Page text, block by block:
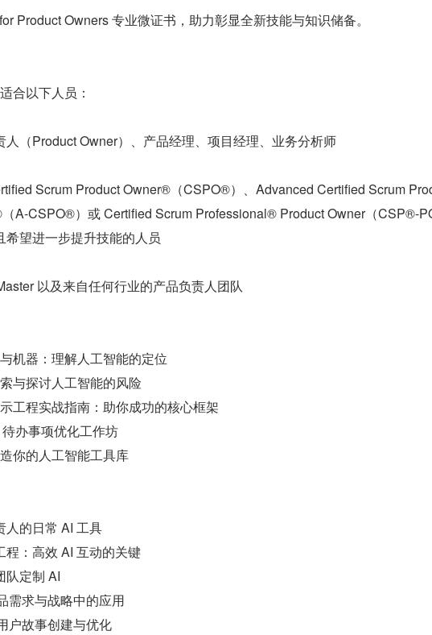
Product Owners 专业微证书，助力彰显全新技能与知识储备。
合以下人员：
人（Product Owner）、产品经理、项目经理、业务分析师
Scrum Product Owner®（CSPO®）、Advanced Certified Scrum
A-CSPO®）或 Certified Scrum Professional® Product Owner（CSP®-
希望进一步提升技能的人员
以及来自任何行业的产品负责人团队
机器：理解人工智能的定位
与探讨人工智能的风险
工程实战指南：助你成功的核心框架
办事项优化工作坊
你的人工智能工具库
人的日常 AI 工具
程：高效 AI 互动的关键
队定制 AI
需求与战略中的应用
户故事创建与优化